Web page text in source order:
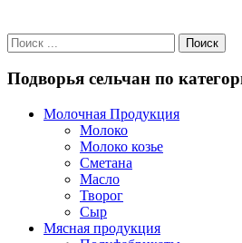
Подворья сельчан по
Молочная Продукция
Молоко
Молоко козье
Сметана
Масло
Творог
Сыр
Мясная продукция